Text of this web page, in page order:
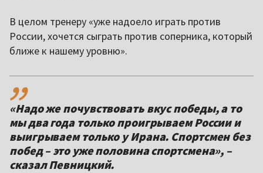
В целом тренеру «уже надоело играть против
России, хочется сыграть против соперника, который
ближе к нашему уровню».
,,
«Надо же почувствовать вкус победы, а то
мы два года только проигрываем России и
выигрываем только у Ирана. Спортсмен без
побед – это уже половина спортсмена», –
сказал Певницкий.